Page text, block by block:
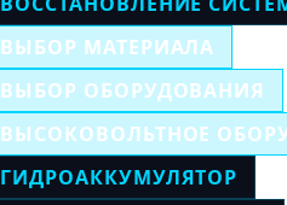
ВЫБОР МАТЕРИАЛА
ВЫБОР ОБОРУДОВАНИЯ
ВЫСОКОВОЛЬТНОЕ
ГИДРОАККУМУЛЯТОР